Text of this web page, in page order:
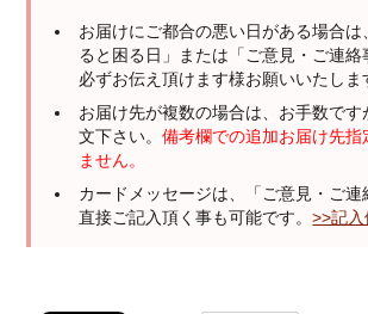
お届けにご都合の悪い日がある場合は
ると困る日」または「ご意見・ご連絡
必ずお伝え頂けます様お願いいたしま
お届け先が複数の場合は、お手数です
文下さい。備考欄での追加お届け先指
ません。
カードメッセージは、「ご意見・ご連
直接ご記入頂く事も可能です。>>記入